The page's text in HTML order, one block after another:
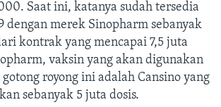
Saat ini, katanya sudah tersedia
dengan merek Sinopharm sebanyak
kontrak yang mencapai 7,5 juta
vaksin yang akan digunakan
royong ini adalah Cansino yang
sebanyak 5 juta dosis.